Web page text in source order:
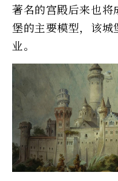
著名的宫殿后来也
堡的主要模型，该
业。